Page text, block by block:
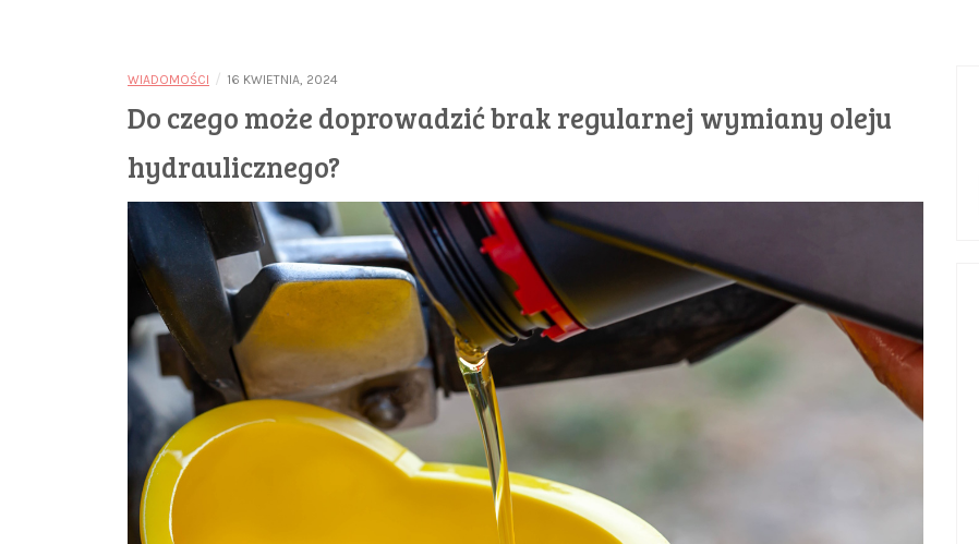
WIADOMOŚCI / 16 KWIETNIA, 2024
Do czego może doprowadzić brak regularnej wymiany oleju
hydraulicznego?